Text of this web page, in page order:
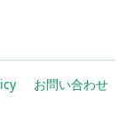
お問い合わせ